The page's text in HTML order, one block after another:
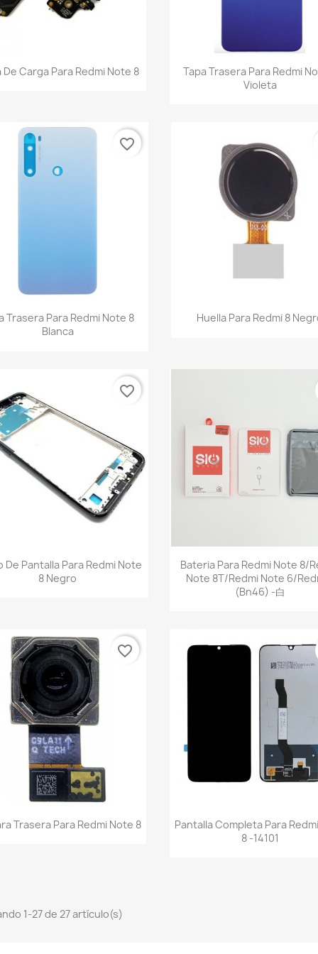
Vista rápida
De Carga Para Redmi Note 8 Vista rápida
Tapa Trasera Para Redmi
Violeta
Vista rápida
Trasera Para Redmi Note 8
Blanca
favorite_border
Vista rápida
Huella Para Redmi 8
Vista rápida
De Pantalla Para Redmi Note
8 Negro
favorite_border
Vista rápida
Bateria Para Redmi Note 8/
Note 8T/Redmi Note 6/
(Bn46) -白
Vista rápida
Trasera Para Redmi Note 8
favorite_border
Vista rápida
Pantalla Completa Para
8 -14101
1-27 de 27 artículo(s)